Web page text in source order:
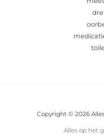
Copyright © 2026
Alles op het